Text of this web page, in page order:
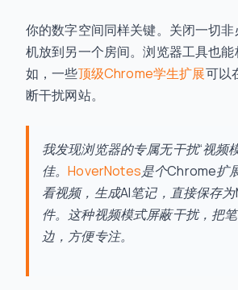
你的数字空间同样关键。关闭一切
机放到另一个房间。浏览器工具也
如，一些顶级Chrome学生扩展可以
断干扰网站。
我发现浏览器的专属无干扰“视频
佳。HoverNotes是个Chrome扩
看视频，生成AI笔记，直接保存
件。这种视频模式屏蔽干扰，把
边，方便专注。